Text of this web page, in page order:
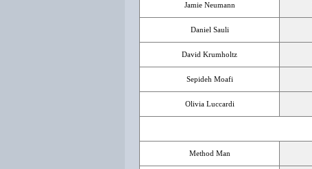
Jamie Neumann
Daniel Sauli
David Krumholtz
Sepideh Moafi
Olivia Luccardi
Method Man